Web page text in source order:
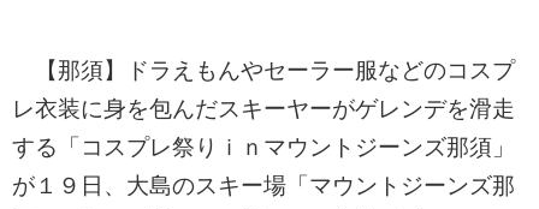
【那須】ドラえもんやセーラー服などのコスプ
レ衣装に身を包んだスキーヤーがゲレンデを滑走
する「コスプレ祭りｉｎマウントジーンズ那須」
が１９日、大島のスキー場「マウントジーンズ那